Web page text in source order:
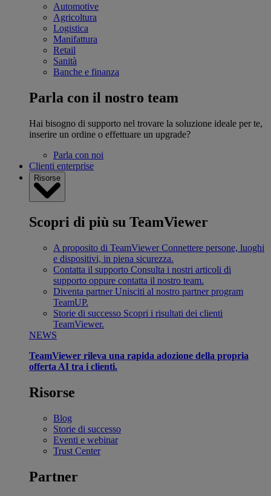
Automotive
Agricoltura
Logistica
Manifattura
Retail
Sanità
Banche e finanza
Parla con il nostro team
Hai bisogno di supporto nel trovare la soluzione ideale per te,
inserire un ordine o effettuare un upgrade?
Parla con noi
Clienti enterprise
Risorse
Scopri di più su TeamViewer
A proposito di TeamViewer Connettere persone, luoghi
e dispositivi, in piena sicurezza.
Contatta il supporto Consulta i nostri articoli di
supporto oppure contatta il nostro team.
Diventa partner Unisciti al nostro partner program
TeamUP.
Storie di successo Scopri i risultati dei clienti
TeamViewer.
NEWS
TeamViewer rileva una rapida adozione della propria
offerta AI tra i clienti.
Risorse
Blog
Storie di successo
Eventi e webinar
Trust Center
Partner